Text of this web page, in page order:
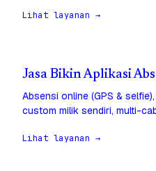
Lihat layanan →
Jasa Bikin Aplikasi
Absensi online (GPS &
custom milik sendiri, multi-
Lihat layanan →